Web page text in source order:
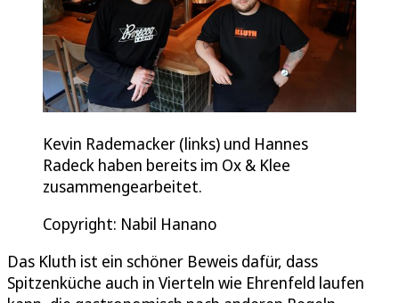
Kevin Rademacker (links) und Hannes
Radeck haben bereits im Ox & Klee
zusammengearbeitet.
Copyright: Nabil Hanano
Das Kluth ist ein schöner Beweis dafür, dass
Spitzenküche auch in Vierteln wie Ehrenfeld laufen